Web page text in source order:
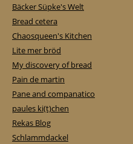
Bäcker Süpke's Welt
Bread cetera
Chaosqueen's Kitchen
Lite mer bröd
My discovery of bread
Pain de martin
Pane and companatico
paules ki(t)chen
Rekas Blog
Schlammdackel